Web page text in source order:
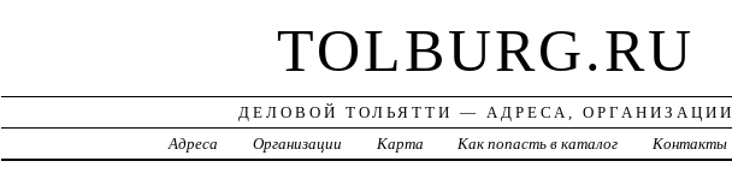
TOLBURG.RU
ДЕЛОВОЙ ТОЛЬЯТТИ — АДРЕСА, ОРГАНИЗАЦИИ
Адреса
Организации Карта Как попасть в каталог Контакты